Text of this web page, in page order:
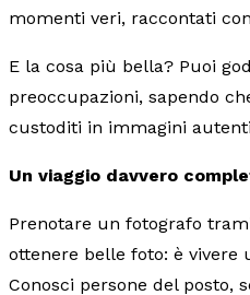
momenti veri, raccontati
E la cosa più bella? Puoi
preoccupazioni, sapendo
custoditi in immagini
Un viaggio davvero
Prenotare un fotografo
ottenere belle foto: è vivere
Conosci persone del posto,